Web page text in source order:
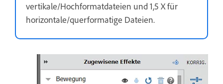
vertikale/Hochformatdateien und 1,5 X für
horizontale/querformatige Dateien.